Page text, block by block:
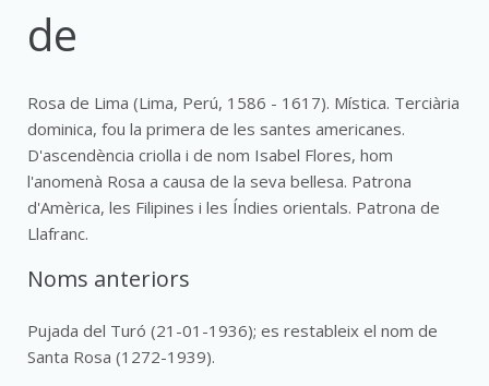
de
Rosa de Lima (Lima, Perú, 1586 - 1617). Mística. Terciària
dominica, fou la primera de les santes americanes.
D'ascendència criolla i de nom Isabel Flores, hom
l'anomenà Rosa a causa de la seva bellesa. Patrona
d'Amèrica, les Filipines i les Índies orientals. Patrona de
Llafranc.
Noms anteriors
Pujada del Turó (21-01-1936); es restableix el nom de
Santa Rosa (1272-1939).